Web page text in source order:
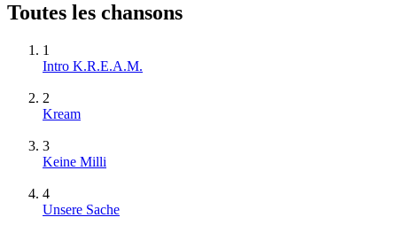
Toutes les chansons
1
Intro K.R.E.A.M.
2
Kream
3
Keine Milli
4
Unsere Sache